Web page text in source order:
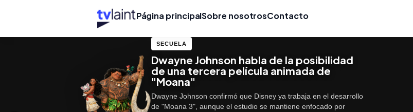
Página principalSobre nosotrosContacto
SECUELA
Dwayne Johnson habla de la posibilidad
de una tercera película animada de
"Moana"
Dwayne Johnson confirmó que Disney ya trabaja en el desarrollo
de "Moana 3", aunque el estudio se mantiene enfocado por